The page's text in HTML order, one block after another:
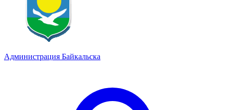
Администрация Байкальска